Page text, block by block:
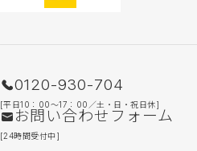
0120-930-704
[平日10：00〜17：00／土・日・祝日休]
お問い合わせフォーム
[24時間受付中]